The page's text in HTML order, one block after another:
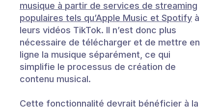
musique à partir de services de streaming
populaires tels qu’Apple Music et Spotify à
leurs vidéos TikTok. Il n’est donc plus
nécessaire de télécharger et de mettre en
ligne la musique séparément, ce qui
simplifie le processus de création de
contenu musical.
Cette fonctionnalité devrait bénéficier à la